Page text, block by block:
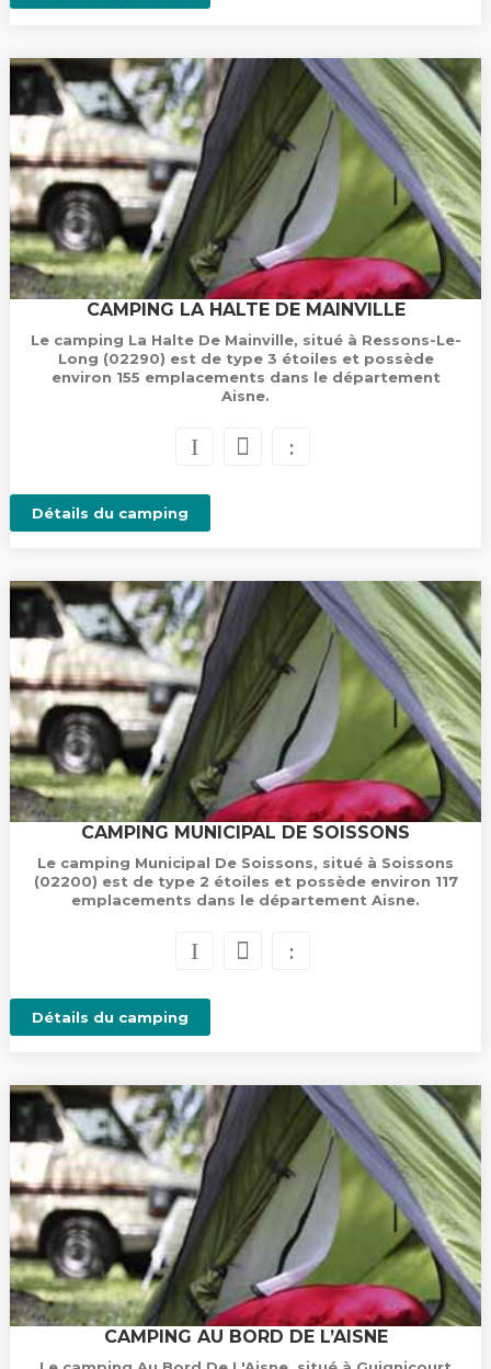
CAMPING LA HALTE DE MAINVILLE
Le camping La Halte De Mainville, situé à Ressons-Le-
Long (02290) est de type 3 étoiles et possède
environ 155 emplacements dans le département
Aisne.
Détails du camping
CAMPING MUNICIPAL DE SOISSONS
Le camping Municipal De Soissons, situé à Soissons
(02200) est de type 2 étoiles et possède environ 117
emplacements dans le département Aisne.
Détails du camping
CAMPING AU BORD DE L’AISNE